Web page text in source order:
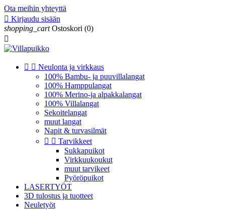
Ota meihin yhteyttä
 Kirjaudu sisään
shopping_cart Ostoskori (0)

  Neulonta ja virkkaus
100% Bambu- ja puuvillalangat
100% Hamppulangat
100% Merino-ja alpakkalangat
100% Villalangat
Sekoitelangat
muut langat
Napit & turvasilmät
  Tarvikkeet
Sukkapuikot
Virkkuukoukut
muut tarvikeet
Pyöröpuikot
LASERTYÖT
3D tulostus ja tuotteet
Neuletyöt